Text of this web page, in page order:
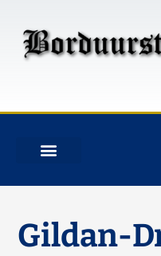
Gildan-